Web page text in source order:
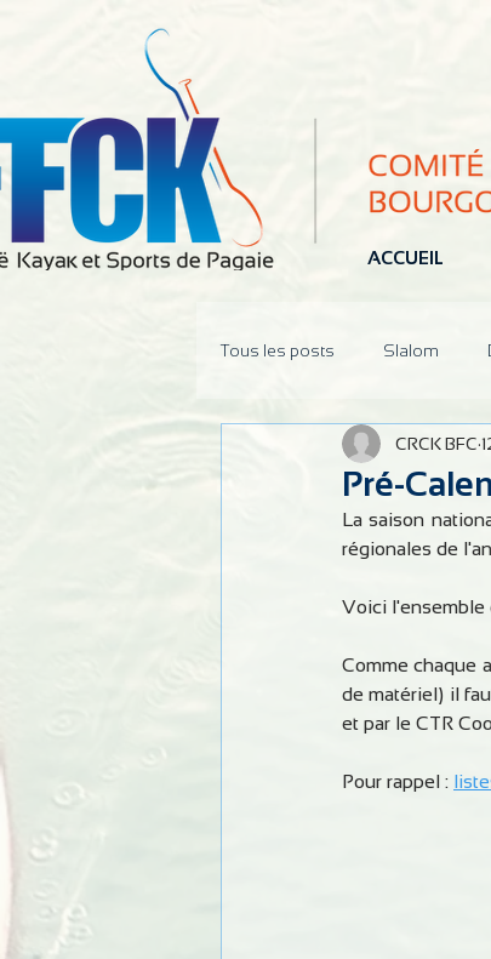
ACCUEIL
Tous les posts Slalom
Pôle Espoir
Pré-
CRCK BFC
La saison
régionales de
Voici l'ensemble
Comme chaque
de matériel) il
et par le CTR
Pour rappel :